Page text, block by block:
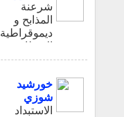
شرعنة
المذابح و
ديموقراطية
الانتظار
خورشيد
شوزي
الاستبداد